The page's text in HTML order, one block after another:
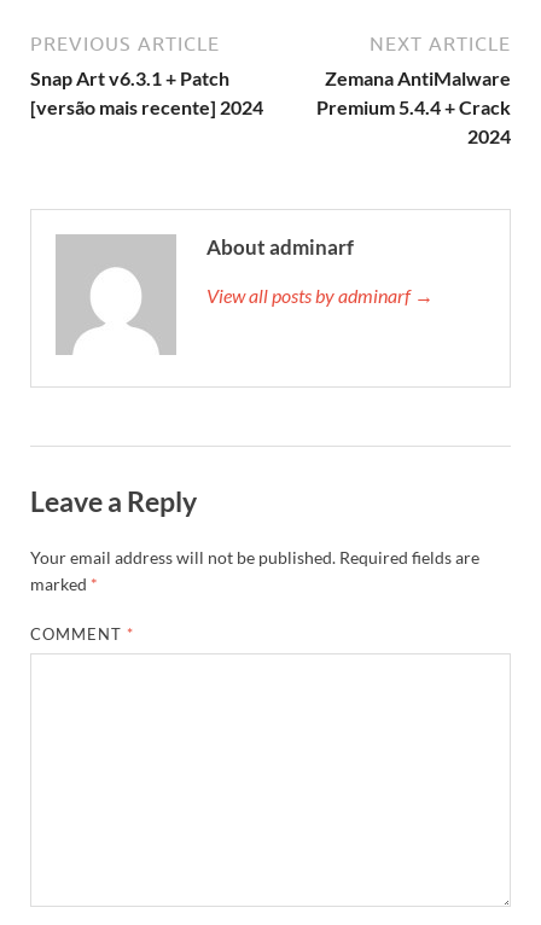
PREVIOUS ARTICLE
Snap Art v6.3.1 + Patch
[versão mais recente] 2024
NEXT ARTICLE
Zemana AntiMalware
Premium 5.4.4 + Crack
2024
About adminarf
View all posts by adminarf →
Leave a Reply
Your email address will not be published. Required fields are
marked *
COMMENT *